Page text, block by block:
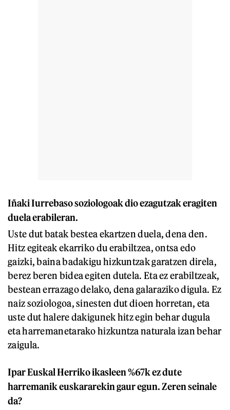
Iñaki Iurrebaso soziologoak dio ezagutzak eragiten
duela erabileran.
Uste dut batak bestea ekartzen duela, dena den.
Hitz egiteak ekarriko du erabiltzea, ontsa edo
gaizki, baina badakigu hizkuntzak garatzen direla,
berez beren bidea egiten dutela. Eta ez erabiltzeak,
bestean errazago delako, dena galaraziko digula. Ez
naiz soziologoa, sinesten dut dioen horretan, eta
uste dut halere dakigunek hitz egin behar dugula
eta harremanetarako hizkuntza naturala izan behar
zaigula.
Ipar Euskal Herriko ikasleen %67k ez dute
harremanik euskararekin gaur egun. Zeren seinale
da?